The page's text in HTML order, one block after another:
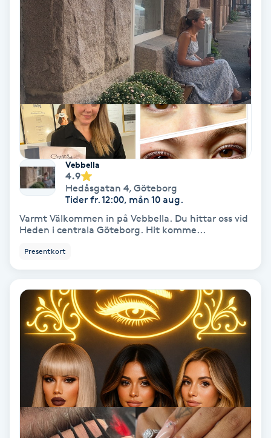
Dermapen
Diamantslipning
Enzympeeling
Extensions
Extensions borttagning
Eyeliner-tatuering
Face framing
Fet hårbotten
Fettreducering
Fibromassage
Fillers
Vebbella
4.9
Hedåsgatan 4, Göteborg
Tider fr. 12:00, mån 10 aug.
Varmt Välkommen in på Vebbella. Du hittar oss vid
Heden i centrala Göteborg. Hit komme...
Presentkort